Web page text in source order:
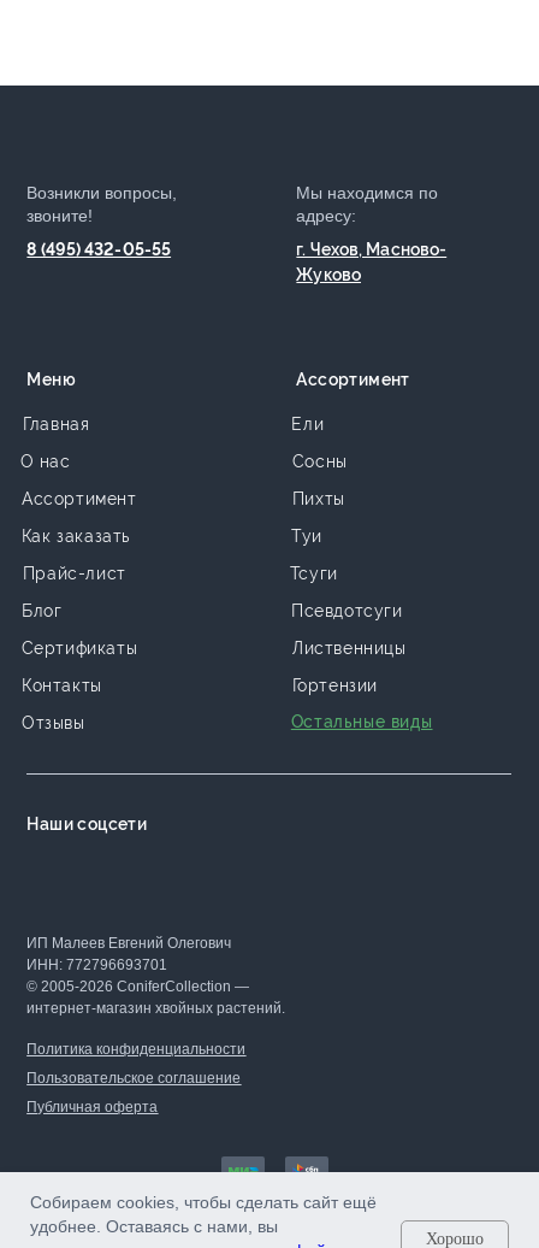
Собираем cookies, чтобы сделать сайт ещё
удобнее. Оставаясь с нами, вы
Хорошо
Возникли вопросы,
звоните!
8 (495) 432-05-55
Мы находимся по
адресу:
г. Чехов, Масново-
Жуково
Главная
Меню
О нас
Ассортимент
Как заказать
Прайс-лист
Отзывы
Контакты
Ели
Ассортимент
Сосны
Пихты
Туи
Тсуги
Псевдотсуги
Лиственницы
Гортензии
Наши соцсети
ИП Малеев Евгений Олегович
ИНН: 772796693701
© 2005-2026 ConiferCollection —
интернет-магазин хвойных растений.
Политика конфиденциальности
Пользовательское соглашение
Остальные виды
Блог
Сертификаты
Публичная оферта